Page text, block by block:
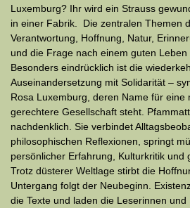
Luxemburg? Ihr wird ein Strauss
in einer Fabrik. Die zentralen Themen
Verantwortung, Hoffnung, Natur,
und die Frage nach einem guten Leben
Besonders eindrücklich ist die
Auseinandersetzung mit Solidarität –
Rosa Luxemburg, deren Name für eine
gerechtere Gesellschaft steht.
nachdenklich. Sie verbindet
philosophischen Reflexionen, springt
persönlicher Erfahrung, Kulturkritik und
Trotz düsterer Weltlage stirbt die
Untergang folgt der Neubeginn.
die Texte und laden die Leserinnen